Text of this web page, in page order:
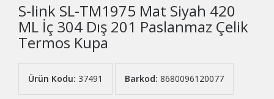
S-link SL-TM1975 Mat Siyah 420
ML İç 304 Dış 201 Paslanmaz Çelik
Termos Kupa
Ürün Kodu: 37491 Barkod: 8680096120077